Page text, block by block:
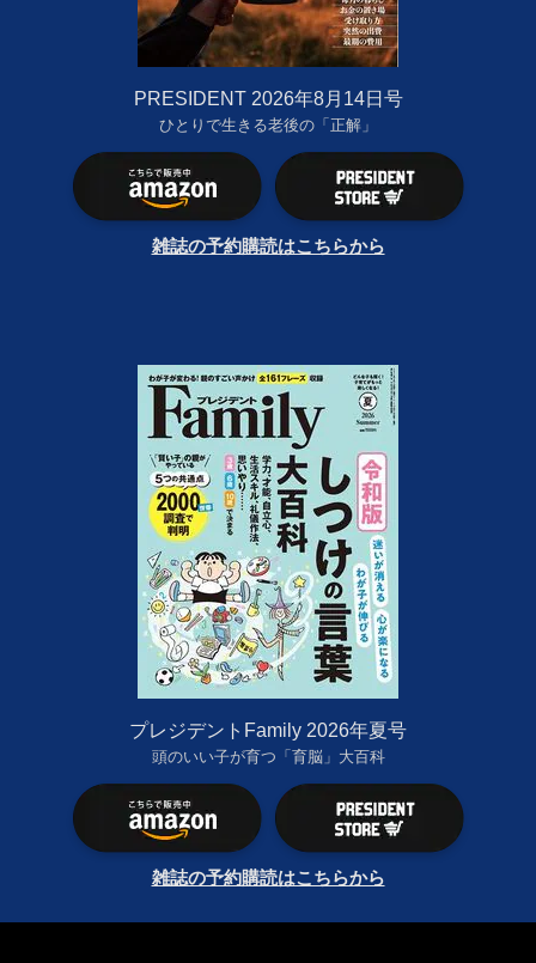
PRESIDENT 2026年8月14日号
ひとりで生きる老後の「正解」
雑誌の予約購読はこちらから
プレジデントFamily 2026年夏号
頭のいい子が育つ「育脳」大百科
雑誌の予約購読はこちらから